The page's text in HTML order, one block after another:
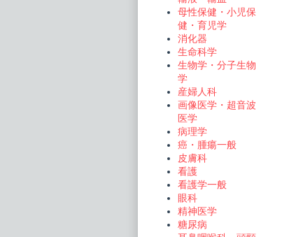
母性保健・小児保
健・育児学
消化器
生命科学
生物学・分子生物
学
産婦人科
画像医学・超音波
医学
病理学
癌・腫瘍一般
皮膚科
看護
看護学一般
眼科
精神医学
糖尿病